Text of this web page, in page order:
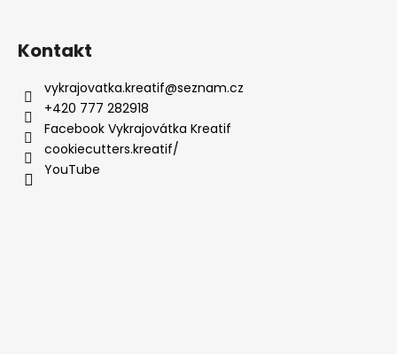
Kontakt
vykrajovatka.kreatif@seznam.cz
+420 777 282918
Facebook Vykrajovátka Kreatif
cookiecutters.kreatif/
YouTube